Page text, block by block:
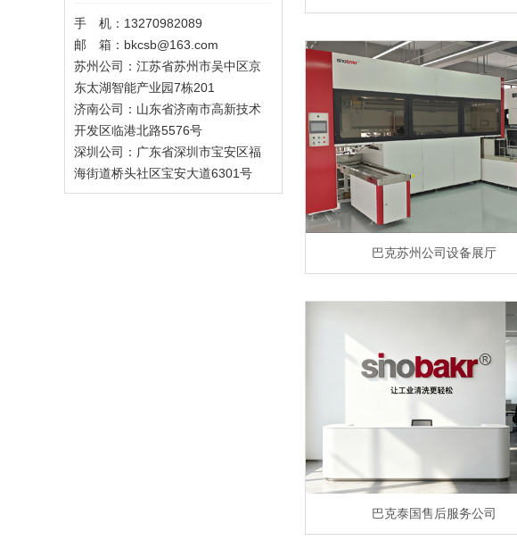
手 机：13270982089
邮 箱：bkcsb@163.com
苏州公司：江苏省苏州市吴中区京
东太湖智能产业园7栋201
济南公司：山东省济南市高新技术
开发区临港北路5576号
深圳公司：广东省深圳市宝安区福
海街道桥头社区宝安大道6301号
巴克苏州公司设备展厅
巴克泰国售后服务公司